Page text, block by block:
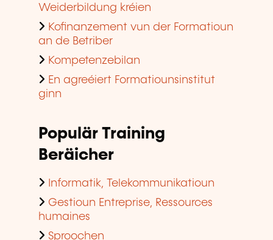
Weiderbildung kréien
Kofinanzement vun der Formatioun
an de Betriber
Kompetenzebilan
En agreéiert Formatiounsinstitut
ginn
Populär Training
Beräicher
Informatik, Telekommunikatioun
Gestioun Entreprise, Ressources
humaines
Sproochen